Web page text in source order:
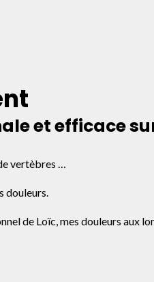
et efficace
vertèbres …
douleurs.
de Loïc, mes douleurs aux